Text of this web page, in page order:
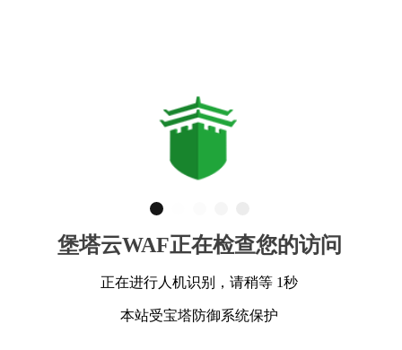
堡塔云WAF正在检查您的访问
正在进行人机识别，请稍等 1秒
本站受宝塔防御系统保护